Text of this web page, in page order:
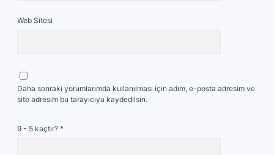
Web Sitesi
Daha sonraki yorumlarımda kullanılması için adım, e-posta adresim ve
site adresim bu tarayıcıya kaydedilsin.
9 - 5 kaçtır? *